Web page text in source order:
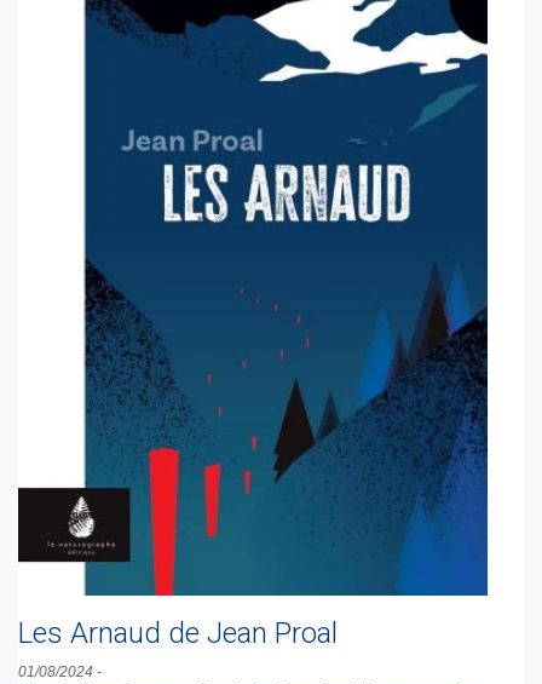
Les Arnaud de Jean Proal
01/08/2024 -